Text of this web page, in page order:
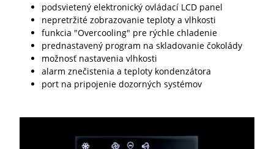
podsvietený elektronický ovládací LCD panel
nepretržité zobrazovanie teploty a vlhkosti
funkcia "Overcooling" pre rýchle chladenie
prednastavený program na skladovanie čokolády
možnosť nastavenia vlhkosti
alarm znečistenia a teploty kondenzátora
port na pripojenie dozorných systémov